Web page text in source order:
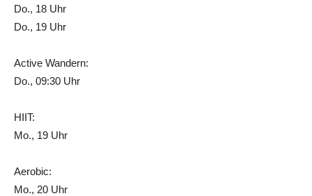
Do., 18 Uhr
Do., 19 Uhr
Active Wandern:
Do., 09:30 Uhr
HIIT:
Mo., 19 Uhr
Aerobic:
Mo., 20 Uhr